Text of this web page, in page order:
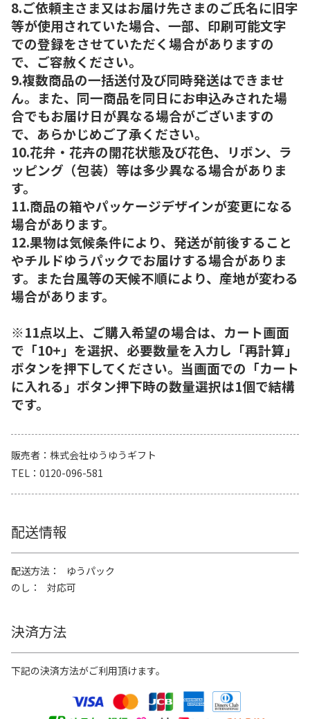
8.ご依頼主さま又はお届け先さまのご氏名に旧字
等が使用されていた場合、一部、印刷可能文字
での登録をさせていただく場合がありますの
で、ご容赦ください。
9.複数商品の一括送付及び同時発送はできませ
ん。また、同一商品を同日にお申込みされた場
合でもお届け日が異なる場合がございますの
で、あらかじめご了承ください。
10.花弁・花卉の開花状態及び花色、リボン、ラ
ッピング（包装）等は多少異なる場合がありま
す。
11.商品の箱やパッケージデザインが変更になる
場合があります。
12.果物は気候条件により、発送が前後すること
やチルドゆうパックでお届けする場合がありま
す。また台風等の天候不順により、産地が変わる
場合があります。
※11点以上、ご購入希望の場合は、カート画面
で「10+」を選択、必要数量を入力し「再計算」
ボタンを押下してください。当画面での「カート
に入れる」ボタン押下時の数量選択は1個で結構
です。
販売者
株式会社ゆうゆうギフト
TEL
0120-096-581
配送情報
配送方法
ゆうパック
のし
対応可
決済方法
下記の決済方法がご利用頂けます。